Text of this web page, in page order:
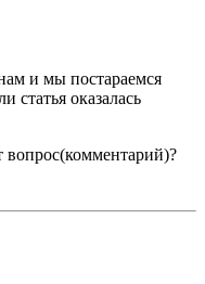
и мы постараемся
статья оказалась
вопрос(комментарий)?